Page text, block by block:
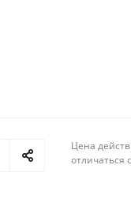
Цена
отличаться